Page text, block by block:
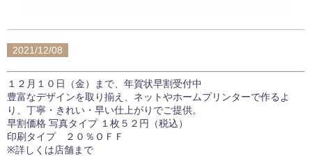
2021/12/08
１２月１０日（金）まで、年賀状早割受付中
豊富なデザインを取り揃え、ネットやホームプリンターで作るよ
り、丁寧・きれい・早い仕上がりでご提供。
早割価格 写真タイプ １枚５２円（税込）
印刷タイプ ２０％ＯＦＦ
※詳しくは店舗まで